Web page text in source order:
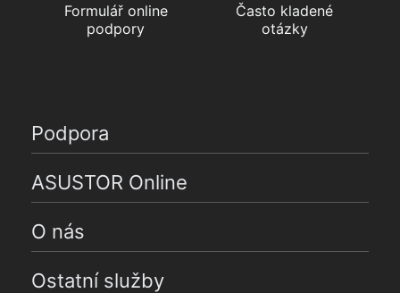
Formulář online
podpory
Často kladené
otázky
Podpora
ASUSTOR Online
O nás
Ostatní služby